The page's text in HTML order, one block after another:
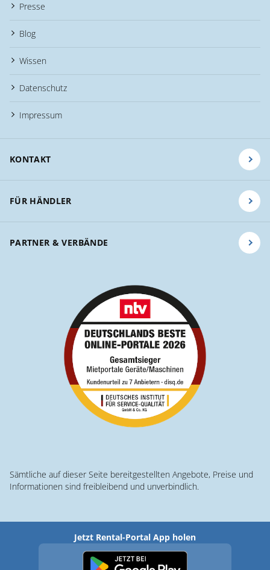
Presse
Blog
Wissen
Datenschutz
Impressum
KONTAKT
FÜR HÄNDLER
PARTNER & VERBÄNDE
Sämtliche auf dieser Seite bereitgestellten Angebote, Preise und
Informationen sind freibleibend und unverbindlich.
Jetzt Rental-Portal App holen